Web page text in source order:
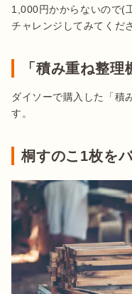
1,000円かからないので(
「積み重ね整
ダイソーで購入した「積
桐すのこ1枚を